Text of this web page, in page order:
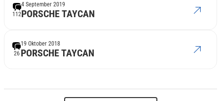
112PORSCHE TAYCAN
4 September 2019
26 PORSCHE TAYCAN
19 Oktober 2018